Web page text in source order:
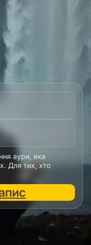
аури, яка
Для тих, хто